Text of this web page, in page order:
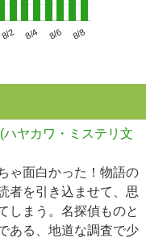
8/2 8/4 8/6 8/8
ヤカワ・ミステリ文
ゃ面白かった！物語の
者を引き込ませて、思
しまう。名探偵ものと
ある、地道な調査で少